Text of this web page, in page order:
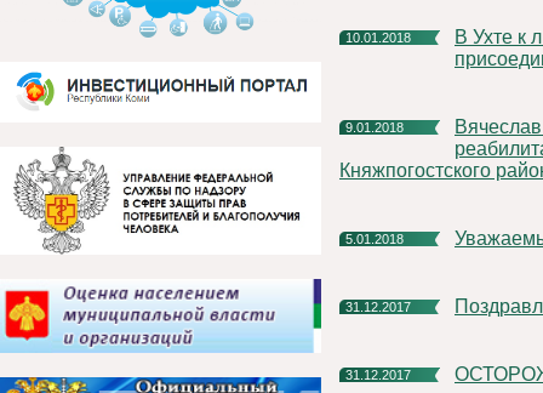
10.01.2018
В Ухте к лыжным новогодним каникулам РУСАЛа
9.01.2018
Вячеслав Ивочкин поздравил воспитанников Социально-
Княжпогостского
5.01.2018
31.12.2017
31.12.2017